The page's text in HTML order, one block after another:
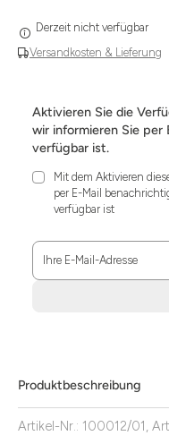
Versandkosten & Lieferung
Derzeit nicht verfügbar
Aktivieren Sie die
wir informieren Sie per
verfügbar ist.
Mit dem Aktivieren
per E-Mail
verfügbar ist
Ihre E-Mail-Adresse
die
Zustimmung
aktivieren.
Produktbeschreibung
Artikel-Nr.: 100012/01,